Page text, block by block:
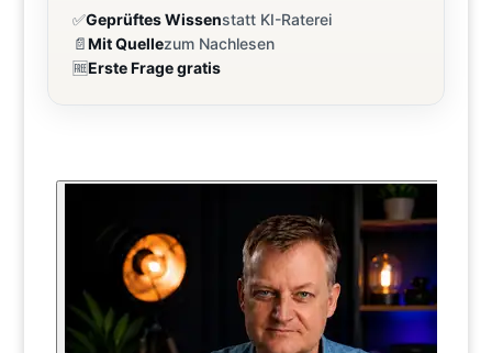
✅Geprüftes Wissenstatt KI-Raterei
📄Mit Quellezum Nachlesen
🆓Erste Frage gratis